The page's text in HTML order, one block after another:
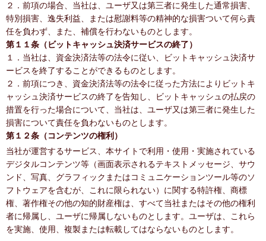
２．前項の場合、当社は、ユーザ又は第三者に発生した通常損害、
特別損害、逸失利益、または慰謝料等の精神的な損害ついて何ら責
任を負わず、また、補償を行わないものとします。
第１１条（ビットキャッシュ決済サービスの終了）
１．当社は、資金決済法等の法令に従い、ビットキャッシュ決済サ
ービスを終了することができるものとします。
２．前項につき、資金決済法等の法令に従った方法によりビットキ
ャッシュ決済サービスの終了を告知し、ビットキャッシュの払戻の
措置を行った場合について、当社は、ユーザ又は第三者に発生した
損害について責任を負わないものとします。
第１２条（コンテンツの権利）
当社が運営するサービス、本サイトで利用・使用・実施されている
デジタルコンテンツ等（画面表示されるテキストメッセージ、サウ
ンド、写真、グラフィックまたはコミュニケーションツール等のソ
フトウェアを含むが、これに限られない）に関する特許権、商標
権、著作権その他の知的財産権は、すべて当社またはその他の権利
者に帰属し、ユーザに帰属しないものとします。ユーザは、これら
を実施、使用、複製または転載してはならないものとします。